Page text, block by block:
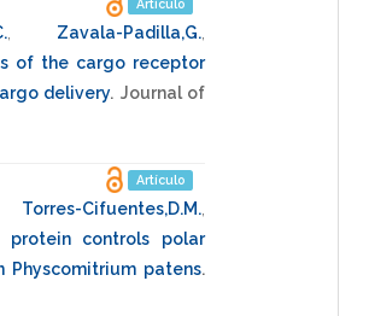
Artículo
, Zavala-Padilla,G.
of the cargo receptor
delivery. Journal of
Artículo
Torres-Cifuentes,D.M.
protein controls polar
Physcomitrium patens.